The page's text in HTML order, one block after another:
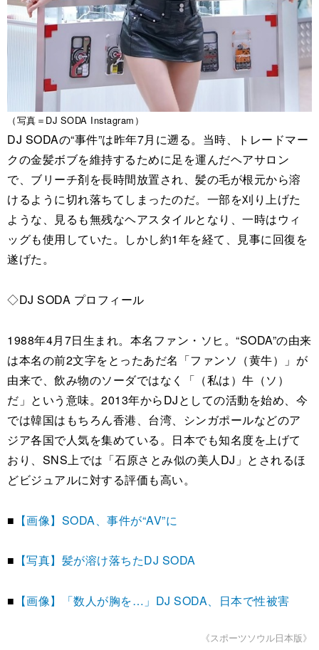
（写真＝DJ SODA Instagram）
DJ SODAの“事件”は昨年7月に遡る。当時、トレードマー
クの金髪ボブを維持するために足を運んだヘアサロン
で、ブリーチ剤を長時間放置され、髪の毛が根元から溶
けるように切れ落ちてしまったのだ。一部を刈り上げた
ような、見るも無残なヘアスタイルとなり、一時はウィ
ッグも使用していた。しかし約1年を経て、見事に回復を
遂げた。
◇DJ SODA プロフィール
1988年4月7日生まれ。本名ファン・ソヒ。“SODA”の由来
は本名の前2文字をとったあだ名「ファンソ（黄牛）」が
由来で、飲み物のソーダではなく「（私は）牛（ソ）
だ」という意味。2013年からDJとしての活動を始め、今
では韓国はもちろん香港、台湾、シンガポールなどのア
ジア各国で人気を集めている。日本でも知名度を上げて
おり、SNS上では「石原さとみ似の美人DJ」とされるほ
どビジュアルに対する評価も高い。
■ 【画像】SODA、事件が“AV”に
■ 【写真】髪が溶け落ちたDJ SODA
■ 【画像】「数人が胸を…」DJ SODA、日本で性被害
《スポーツソウル日本版》